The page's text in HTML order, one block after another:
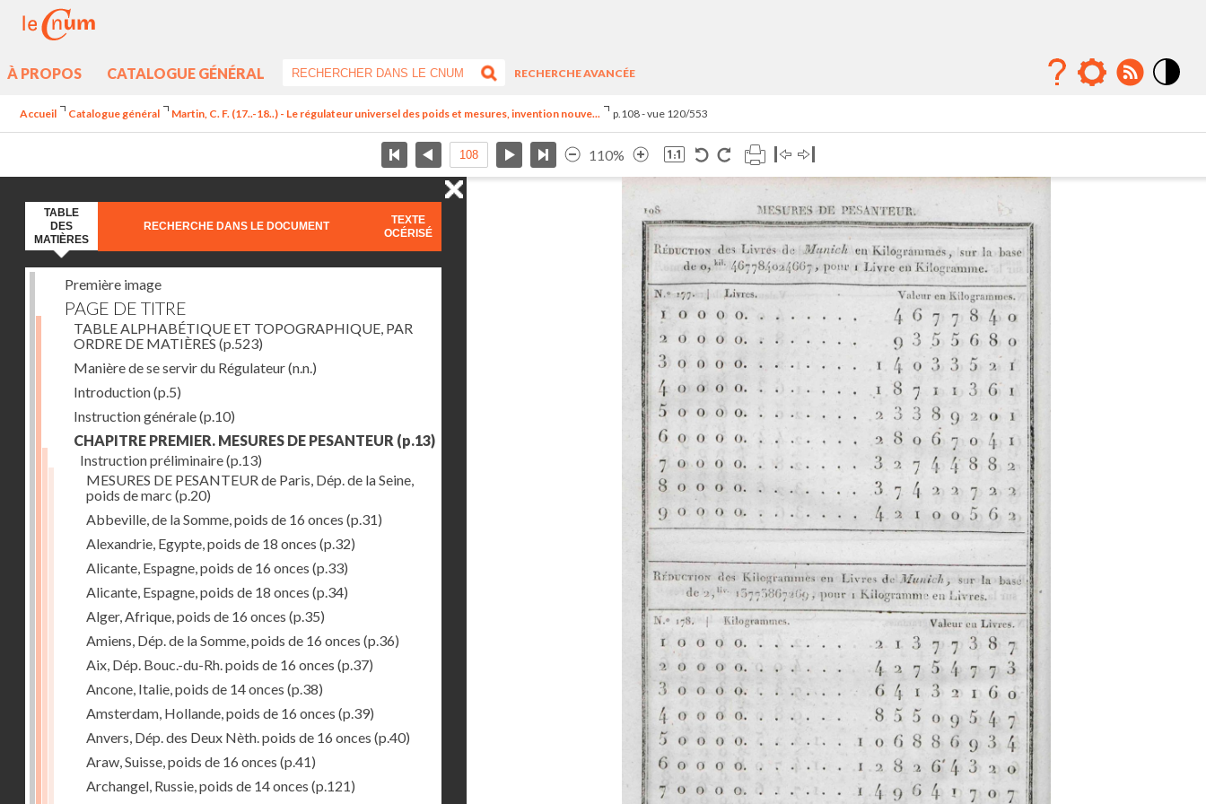
À PROPOS CATALOGUE GÉNÉRAL
RECHERCHE AVANCÉE
Accueil Catalogue général Martin, C. F. (17..-18..) - Le régulateur universel des poids et mesures, invention nouve... p.108 - vue 120/553
110%
TABLE
DES
MATIÈRES
RECHERCHE DANS LE DOCUMENT
TEXTE
OCÉRISÉ
Première image
PAGE DE TITRE
TABLE ALPHABÉTIQUE ET TOPOGRAPHIQUE, PAR
ORDRE DE MATIÈRES (p.523)
Manière de se servir du Régulateur(n.n.)
Introduction(p.5)
Instruction générale(p.10)
CHAPITRE PREMIER. MESURES DE PESANTEUR (p.13)
Instruction préliminaire(p.13)
MESURES DE PESANTEUR de Paris, Dép. de la Seine,
poids de marc (p.20)
Abbeville, de la Somme, poids de 16 onces (p.31)
Alexandrie, Egypte, poids de 18 onces (p.32)
Alicante, Espagne, poids de 16 onces (p.33)
Alicante, Espagne, poids de 18 onces (p.34)
Alger, Afrique, poids de 16 onces (p.35)
Amiens, Dép. de la Somme, poids de 16 onces (p.36)
Aix, Dép. Bouc.-du-Rh. poids de 16 onces (p.37)
Ancone, Italie, poids de 14 onces (p.38)
Amsterdam, Hollande, poids de 16 onces (p.39)
Anvers, Dép. des Deux Nèth. poids de 16 onces (p.40)
Araw, Suisse, poids de 16 onces (p.41)
Archangel, Russie, poids de 14 onces (p.121)